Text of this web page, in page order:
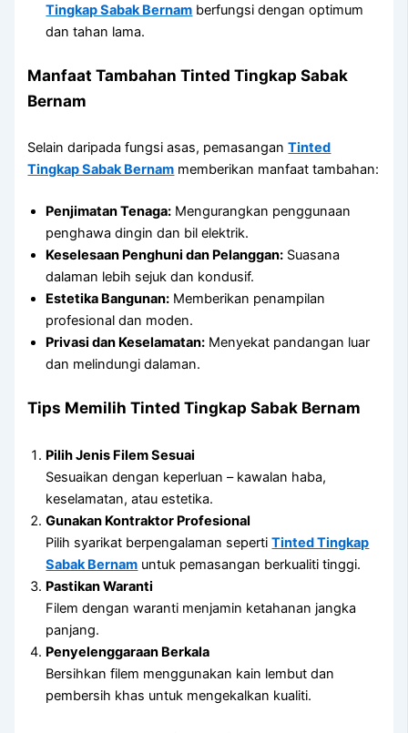
Tingkap Sabak Bernam berfungsi dengan optimum
dan tahan lama.
Manfaat Tambahan Tinted Tingkap Sabak
Bernam
Selain daripada fungsi asas, pemasanganTinted
Tingkap Sabak Bernam memberikan manfaat tambahan:
Penjimatan Tenaga: Mengurangkan penggunaan
penghawa dingin dan bil elektrik.
Keselesaan Penghuni dan Pelanggan: Suasana
dalaman lebih sejuk dan kondusif.
Estetika Bangunan: Memberikan penampilan
profesional dan moden.
Privasi dan Keselamatan: Menyekat pandangan luar
dan melindungi dalaman.
Tips Memilih Tinted Tingkap Sabak Bernam
Pilih Jenis Filem Sesuai
Sesuaikan dengan keperluan – kawalan haba,
keselamatan, atau estetika.
Gunakan Kontraktor Profesional
Pilih syarikat berpengalaman sepertiTinted Tingkap
Sabak Bernam untuk pemasangan berkualiti tinggi.
Pastikan Waranti
Filem dengan waranti menjamin ketahanan jangka
panjang.
Penyelenggaraan Berkala
Bersihkan filem menggunakan kain lembut dan
pembersih khas untuk mengekalkan kualiti.